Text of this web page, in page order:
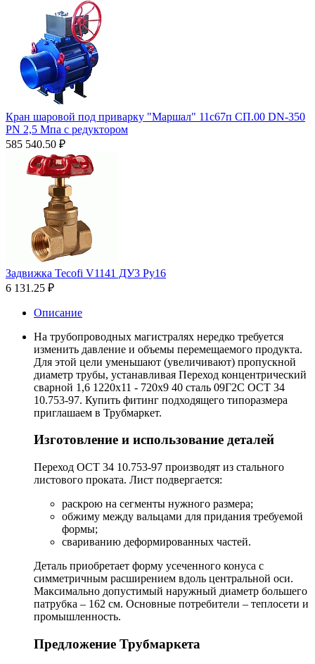
Кран шаровой под приварку "Маршал" 11с67п СП.00 DN-350
PN 2,5 Мпа с редуктором
585 540.50 ₽
Задвижка Tecofi V1141 ДУ3 Ру16
6 131.25 ₽
Описание
На трубопроводных магистралях нередко требуется
изменить давление и объемы перемещаемого продукта.
Для этой цели уменьшают (увеличивают) пропускной
диаметр трубы, устанавливая Переход концентрический
сварной 1,6 1220х11 - 720х9 40 сталь 09Г2С ОСТ 34
10.753-97. Купить фитинг подходящего типоразмера
приглашаем в Трубмаркет.
Изготовление и использование деталей
Переход ОСТ 34 10.753-97 производят из стального
листового проката. Лист подвергается:
раскрою на сегменты нужного размера;
обжиму между вальцами для придания требуемой
формы;
свариванию деформированных частей.
Деталь приобретает форму усеченного конуса с
симметричным расширением вдоль центральной оси.
Максимально допустимый наружный диаметр большего
патрубка – 162 см. Основные потребители – теплосети и
промышленность.
Предложение Трубмаркета